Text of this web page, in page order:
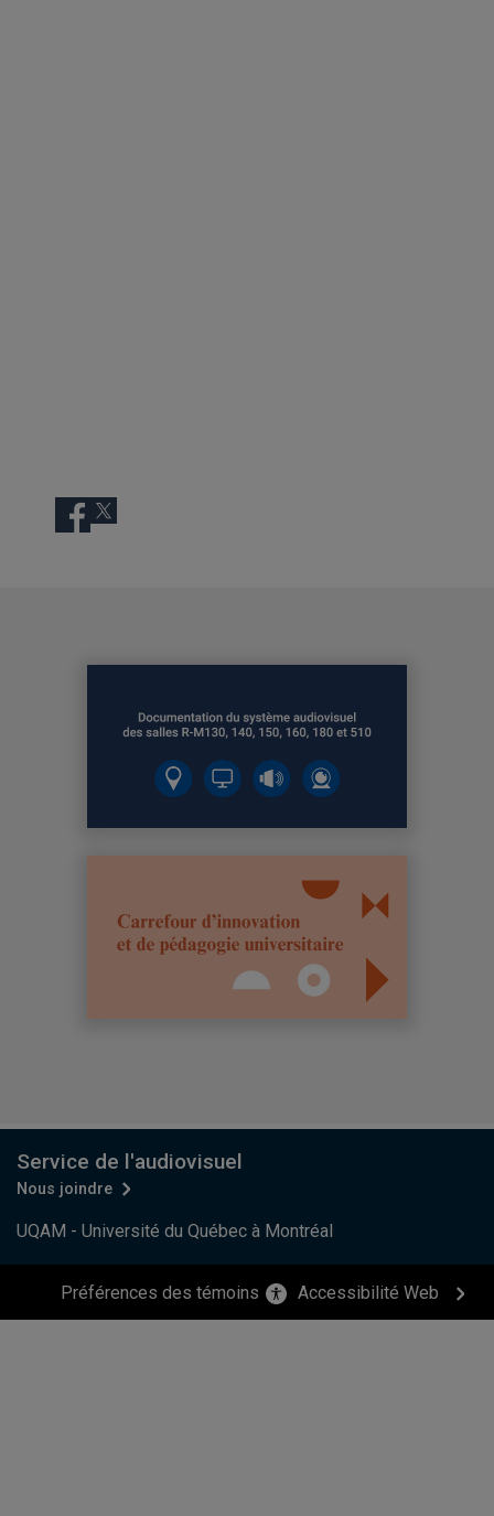
Facebook
Twitter
UQAM - Université du Québec à Montréal
Service de l'audiovisuel
Nous joindre
Préférences des témoins Accessibilité Web